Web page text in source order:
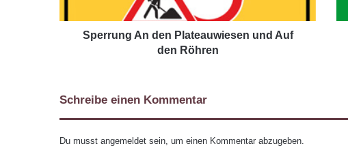
Sperrung An den Plateauwiesen und Auf
den Röhren
Schreibe einen Kommentar
Du musst angemeldet sein, um einen Kommentar abzugeben.